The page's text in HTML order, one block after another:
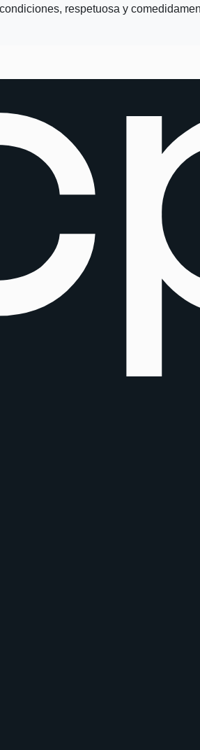
respetuosa y